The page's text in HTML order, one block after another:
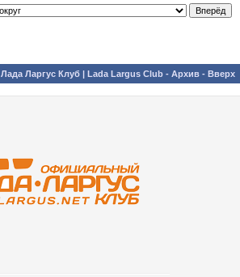
Лада Ларгус Клуб | Lada Largus Club - Архив - Вверх